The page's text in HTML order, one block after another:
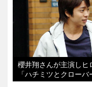
櫻井翔さんが主演しヒ
「ハチミツとクロー